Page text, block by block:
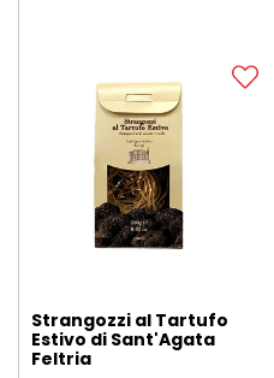
Strangozzi al Tartufo
Estivo di Sant'Agata
Feltria